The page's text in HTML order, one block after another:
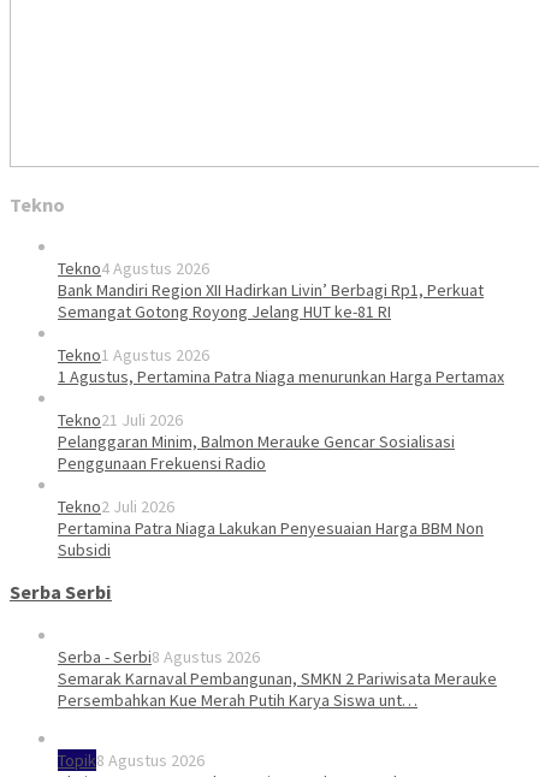
Tekno
Tekno4 Agustus 2026
Bank Mandiri Region XII Hadirkan Livin’ Berbagi Rp1, Perkuat
Semangat Gotong Royong Jelang HUT ke-81 RI
Tekno1 Agustus 2026
1 Agustus, Pertamina Patra Niaga menurunkan Harga Pertamax
Tekno21 Juli 2026
Pelanggaran Minim, Balmon Merauke Gencar Sosialisasi
Penggunaan Frekuensi Radio
Tekno2 Juli 2026
Pertamina Patra Niaga Lakukan Penyesuaian Harga BBM Non
Subsidi
Serba Serbi
Serba - Serbi8 Agustus 2026
Semarak Karnaval Pembangunan, SMKN 2 Pariwisata Merauke
Persembahkan Kue Merah Putih Karya Siswa unt…
Topik8 Agustus 2026